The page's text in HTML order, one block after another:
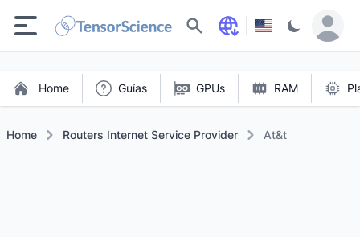
Buscar
Home Guías GPUs RAM
Home Routers Internet Service Provider At&t